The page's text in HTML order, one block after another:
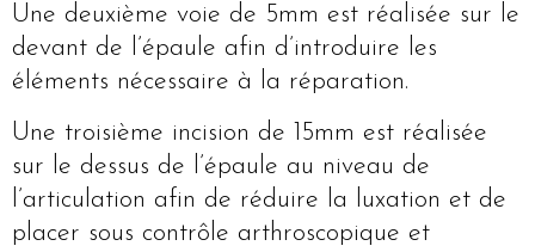
Une deuxième voie de 5mm est réalisée sur le
devant de l’épaule afin d’introduire les
éléments nécessaire à la réparation.
Une troisième incision de 15mm est réalisée
sur le dessus de l’épaule au niveau de
l’articulation afin de réduire la luxation et de
placer sous contrôle arthroscopique et